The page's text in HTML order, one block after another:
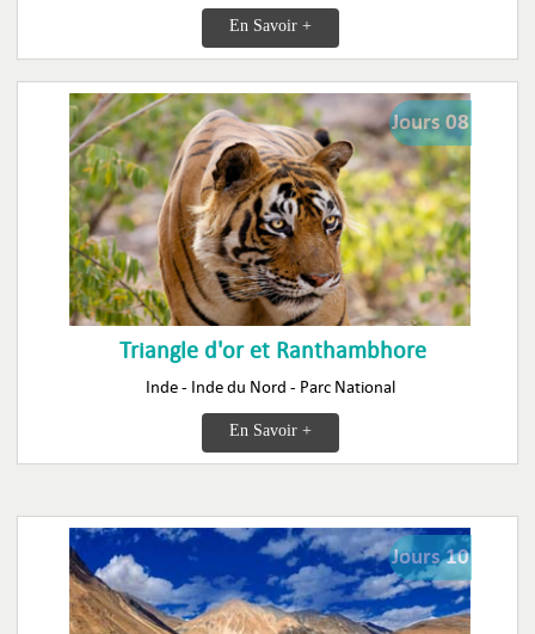
En Savoir +
Jours 08
Triangle d'or et Ranthambhore
Inde - Inde du Nord - Parc National
En Savoir +
Jours 10